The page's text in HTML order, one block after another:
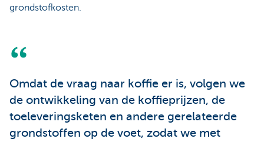
grondstofkosten.
Omdat de vraag naar koffie er is, volgen we
de ontwikkeling van de koffieprijzen, de
toeleveringsketen en andere gerelateerde
grondstoffen op de voet, zodat we met